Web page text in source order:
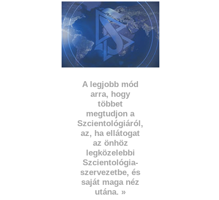
A legjobb mód
arra, hogy
többet
megtudjon a
Szcientológiáról,
az, ha ellátogat
az önhöz
legközelebbi
Szcientológia-
szervezetbe, és
saját maga néz
utána. »